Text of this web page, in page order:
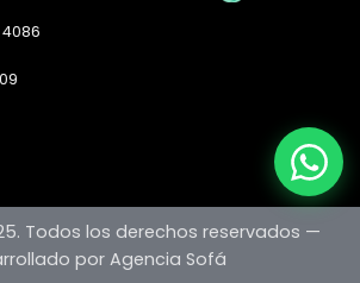
Todos los derechos reservados —
por Agencia Sofá